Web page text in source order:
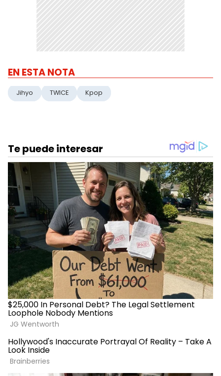
EN ESTA NOTA
Jihyo TWICE Kpop